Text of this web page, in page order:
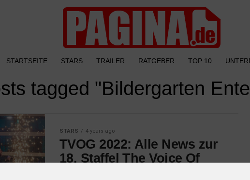
STARTSEITE STARS TRAILER RATGEBER TOP 10
tagged "Bildergarten
STARS 4 years ago
TVOG 2022: Alle News zur
18. Staffel The Voice Of